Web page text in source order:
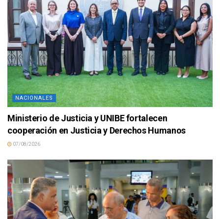
NACIONALES
Ministerio de Justicia y UNIBE fortalecen
cooperación en Justicia y Derechos Humanos
07/08/2026